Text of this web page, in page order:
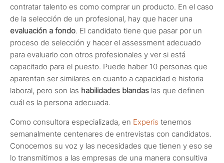
contratar talento es como comprar un producto. En el caso
de la selección de un profesional, hay que hacer una
evaluación a fondo. El candidato tiene que pasar por un
proceso de selección y hacer el assessment adecuado
para evaluarlo con otros profesionales y ver si está
capacitado para el puesto. Puede haber 10 personas que
aparentan ser similares en cuanto a capacidad e historia
laboral, pero son las habilidades blandas las que definen
cuál es la persona adecuada.
Como consultora especializada, en Experis tenemos
semanalmente centenares de entrevistas con candidatos.
Conocemos su voz y las necesidades que tienen y eso se
lo transmitimos a las empresas de una manera consultiva